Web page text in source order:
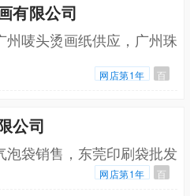
有限公司
州唛头烫画纸供应，广州珠
网店第1年 百
公司
泡袋销售，东莞印刷袋批发
网店第1年 百